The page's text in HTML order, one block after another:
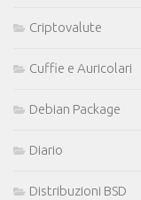
Criptovalute
Cuffie e Auricolari
Debian Package
Diario
Distribuzioni BSD